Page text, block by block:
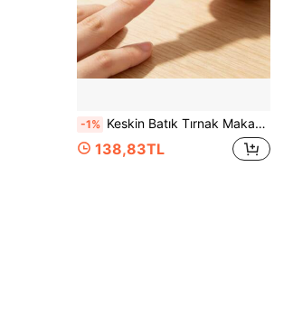
-1% Keskin Batık Tırnak Makası, Kalın ve Sert Tırnaklar İçin Geniş Ağızlı Kaymaz Tırnak Kısaltıcı, Ergonomik Kavisli Et Kesici, Aile İçin Günlük Parmak ve Ayak Tırnak Bakımı Taşınabilir Pedikür ve Manikür Aleti, Kalın Tırnakları Kolayca Kısaltır
138,83TL